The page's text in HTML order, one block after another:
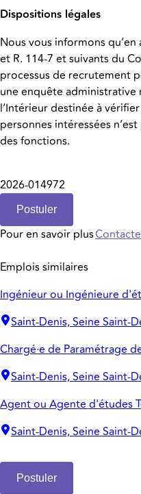
Dispositions légales
Nous vous informons
et R. 114-7 et suivants du
processus de recrutement
une enquête
l’Intérieur destinée à
personnes intéressées
des fonctions.
2026-014972
Postuler
Pour en savoir plus
Emplois similaires
Ingénieur ou Ingénieure
Saint-Denis, Seine Saint-
Chargé·e de Paramétrage
Saint-Denis, Seine Saint-
Agent ou Agente d'études
Saint-Denis, Seine Saint-
Postuler